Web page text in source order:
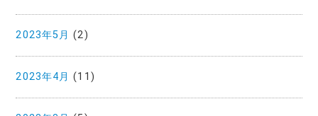
2023年5月 (2)
2023年4月 (11)